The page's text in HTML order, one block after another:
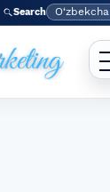
menu
Search O‘zbekcha